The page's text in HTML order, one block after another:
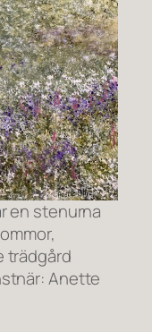
en stenurna
trädgård
Anette